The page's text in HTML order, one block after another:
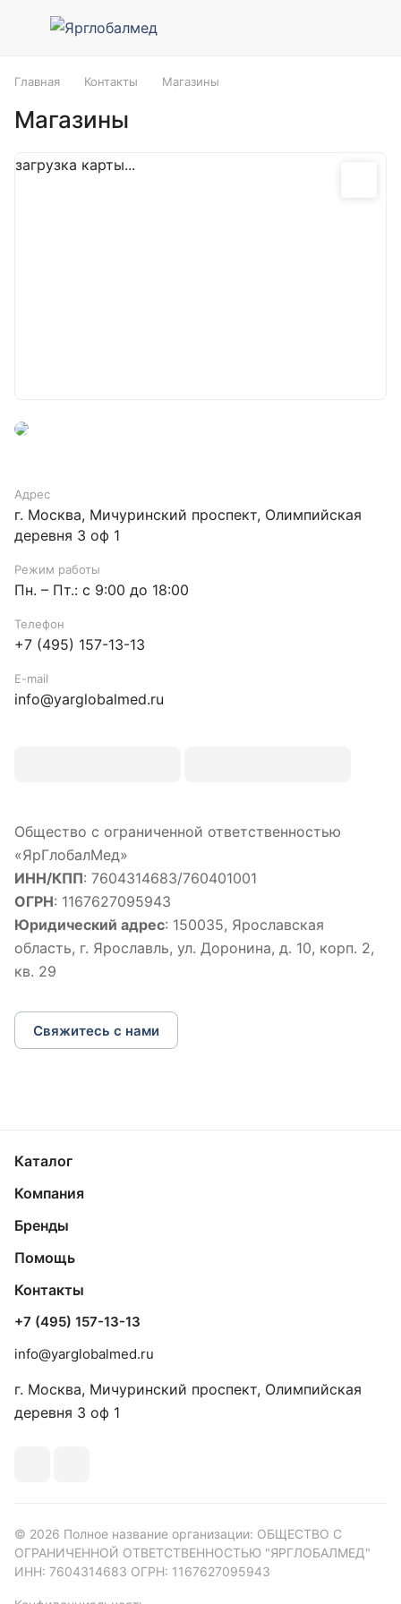
Главная Контакты Магазины
Магазины
Адрес
г. Москва, Мичуринский проспект, Олимпийская
деревня 3 оф 1
Режим работы
Пн. – Пт.: с 9:00 до 18:00
Телефон
+7 (495) 157-13-13
E-mail
info@yarglobalmed.ru
Общество с ограниченной ответственностью
«ЯрГлобалМед»
ИНН/КПП: 7604314683/760401001
ОГРН: 1167627095943
Юридический адрес: 150035, Ярославская
область, г. Ярославль, ул. Доронина, д. 10, корп. 2,
кв. 29
Свяжитесь с нами
загрузка карты...
Каталог
Компания
Бренды
Помощь
Контакты
+7 (495) 157-13-13
info@yarglobalmed.ru
г. Москва, Мичуринский проспект, Олимпийская
деревня 3 оф 1
© 2026 Полное название организации: ОБЩЕСТВО С
ОГРАНИЧЕННОЙ ОТВЕТСТВЕННОСТЬЮ "ЯРГЛОБАЛМЕД"
ИНН: 7604314683 ОГРН: 1167627095943